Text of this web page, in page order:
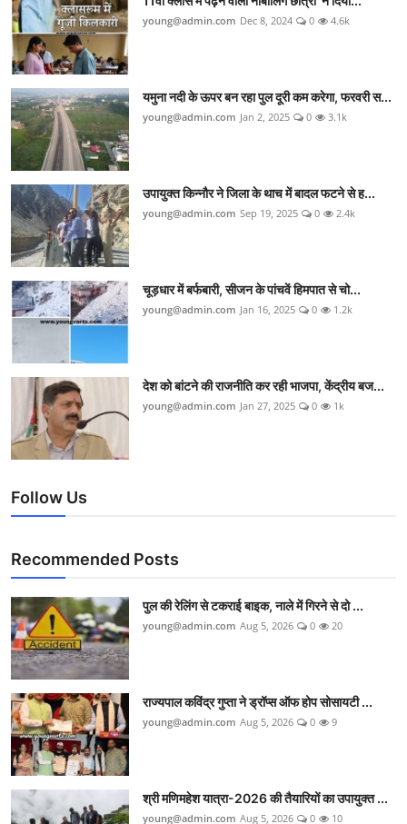
young@admin.com Dec 8, 2024 0 4.6k
यमुना नदी के ऊपर बन रहा पुल दूरी कम करेगा, फरवरी स...
young@admin.com Jan 2, 2025 0 3.1k
उपायुक्त किन्नौर ने जिला के थाच में बादल फटने से ह...
young@admin.com Sep 19, 2025 0 2.4k
चूड़धार में बर्फबारी, सीजन के पांचवें हिमपात से चो...
young@admin.com Jan 16, 2025 0 1.2k
देश को बांटने की राजनीति कर रही भाजपा, केंद्रीय बज...
young@admin.com Jan 27, 2025 0 1k
Follow Us
Recommended Posts
पुल की रेलिंग से टकराई बाइक, नाले में गिरने से दो ...
young@admin.com Aug 5, 2026 0 20
राज्यपाल कविंद्र गुप्ता ने ड्रॉप्स ऑफ होप सोसायटी ...
young@admin.com Aug 5, 2026 0 9
श्री मणिमहेश यात्रा-2026 की तैयारियों का उपायुक्त ...
young@admin.com Aug 5, 2026 0 10